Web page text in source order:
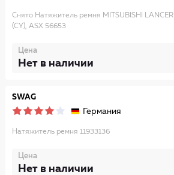
Снято Натяжитель ремня MITSUBISHI LANCER
(CY), ASX 56653
Цена
Нет в наличии
SWAG
Германия
Натяжитель ремня 11933136
Цена
Нет в наличии